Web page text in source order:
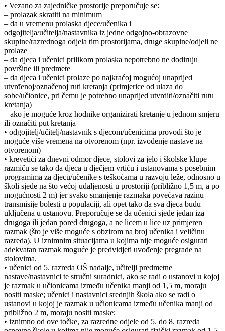
• Vezano za zajedničke prostorije preporučuje se:
– prolazak skratiti na minimum
– da u vremenu prolaska djece/učenika i
odgojitelja/učitelja/nastavnika iz jedne odgojno-obrazovne
skupine/razrednoga odjela tim prostorijama, druge skupine/odjeli ne
prolaze
– da djeca i učenici prilikom prolaska nepotrebno ne dodiruju
površine ili predmete
– da djeca i učenici prolaze po najkraćoj mogućoj unaprijed
utvrđenoj/označenoj ruti kretanja (primjerice od ulaza do
sobe/učionice, pri čemu je potrebno unaprijed utvrditi/označiti rutu
kretanja)
– ako je moguće kroz hodnike organizirati kretanje u jednom smjeru
ili označiti put kretanja
• odgojitelj/učitelj/nastavnik s djecom/učenicima provodi što je
moguće više vremena na otvorenom (npr. izvođenje nastave na
otvorenom)
• krevetići za dnevni odmor djece, stolovi za jelo i školske klupe
razmiču se tako da djeca u dječjem vrtiću i ustanovama s posebnim
programima za djecu/učenike s teškoćama u razvoju leže, odnosno u
školi sjede na što većoj udaljenosti u prostoriji (približno 1,5 m, a po
mogućnosti 2 m) jer svako smanjenje razmaka povećava razinu
transmisije bolesti u populaciji, ali opet tako da sva djeca budu
uključena u ustanovu. Preporučuje se da učenici sjede jedan iza
drugoga ili jedan pored drugoga, a ne licem u lice uz primjeren
razmak (što je više moguće s obzirom na broj učenika i veličinu
razreda). U iznimnim situacijama u kojima nije moguće osigurati
adekvatan razmak moguće je predvidjeti uvođenje pregrade na
stolovima.
• učenici od 5. razreda OŠ nadalje, učitelji predmetne
nastave/nastavnici te stručni suradnici, ako se radi o ustanovi u kojoj
je razmak u učionicama između učenika manji od 1,5 m, moraju
nositi maske; učenici i nastavnici srednjih škola ako se radi o
ustanovi u kojoj je razmak u učionicama između učenika manji od
približno 2 m, moraju nositi maske;
• iznimno od ove točke, za razredne odjele od 5. do 8. razreda